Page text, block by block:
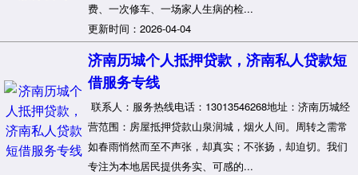
费、一次修车、一场家人生病的检...
更新时间：2026-04-04
济南历城个人抵押贷款，济南私人贷款短
借服务专线
联系人：服务热线电话：13013546268地址：济南历城经
营范围：房屋抵押贷款山泉润城，烟火人间。周转之需常
如春雨悄然而至不声张，却真实；不张扬，却迫切。我们
专注为本地居民提供务实、可感的...